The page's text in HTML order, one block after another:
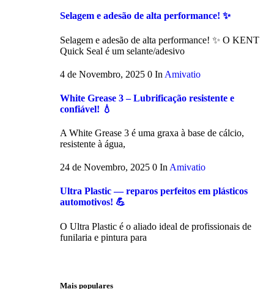
Selagem e adesão de alta performance! ✨
Selagem e adesão de alta performance! ✨ O KENT
Quick Seal é um selante/adesivo
4 de Novembro, 2025 0 In Amivatio
White Grease 3 – Lubrificação resistente e
confiável! 💧
A White Grease 3 é uma graxa à base de cálcio,
resistente à água,
24 de Novembro, 2025 0 In Amivatio
Ultra Plastic — reparos perfeitos em plásticos
automotivos! 💪
O Ultra Plastic é o aliado ideal de profissionais de
funilaria e pintura para
Mais populares